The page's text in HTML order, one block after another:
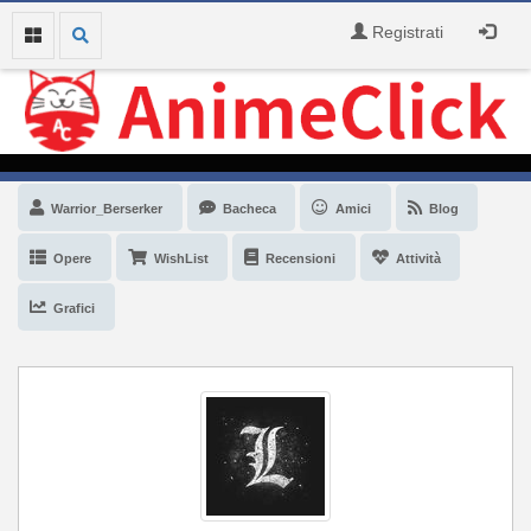
Registrati
Warrior_Berserker Bacheca Amici Blog
Opere WishList Recensioni Attività
Grafici